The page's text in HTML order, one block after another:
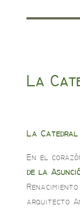
La
La Catedral
En el
de la
arquitecto